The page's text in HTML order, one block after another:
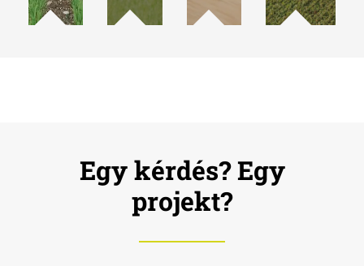
Egy kérdés? Egy
projekt?